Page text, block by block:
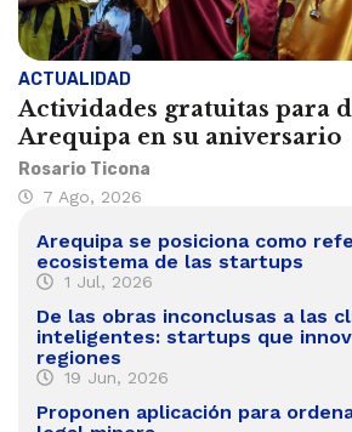
ACTUALIDAD
Actividades gratuitas para
Arequipa en su aniversario
Rosario Ticona
7 Ago, 2026
Arequipa se posiciona como
ecosistema de las startups
1 Jul, 2026
De las obras inconclusas a las
inteligentes: startups que
regiones
19 Jun, 2026
Proponen aplicación para